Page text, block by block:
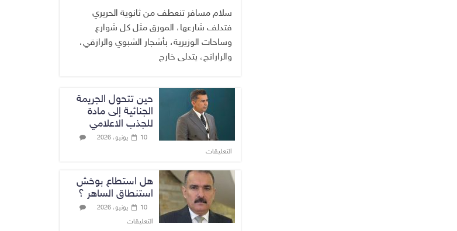
سلام مسافر تنعطف من ثانوية الحريري
فتدلف شارعها، المورق مثل كل شوارع
وساحات الوزيرية، بأشجار الشبوي والرازقي،
والرارانج، يتدلى خارج
حين تتحول الجريمة
الجنائية إلى مادة
للجذب الاعلامي
10 يونيو، 2026
التعليقات
هل استطاع بوخش
استنطاق الساهر ؟
10 يونيو، 2026
التعليقات